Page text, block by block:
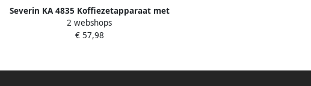
Severin KA 4835 Koffiezetapparaat met
thermoskan zwart
2 webshops
€ 57,98